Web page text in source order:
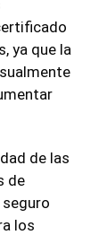
ya que la
de las
de
los